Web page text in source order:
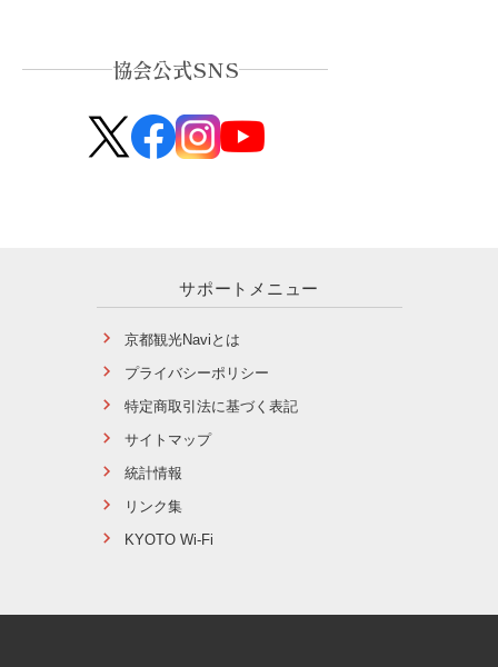
協会公式SNS
サポートメニュー
京都観光Naviとは
プライバシーポリシー
特定商取引法に基づく表記
サイトマップ
統計情報
リンク集
KYOTO Wi-Fi